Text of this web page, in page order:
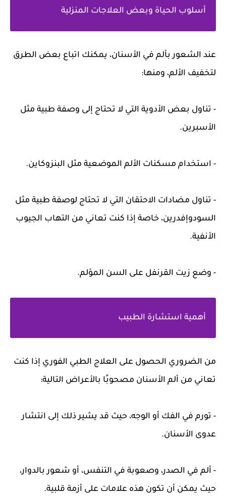
أسلوب الحياة وبعض العلاجات المنزلية
عند الشعور بألم في الأسنان، يمكنك اتباع بعض الطرق
لتخفيف الألم، ومنها:
- تناول بعض الأدوية التي لا تحتاج إلى وصفة طبية مثل
الأسبرين.
- استخدام مسكنات الألم الموضعية مثل البنزوكاين.
- تناول مضادات الاحتقان التي لا تحتاج لوصفة طبية مثل
السودوإفدرين، خاصة إذا كنت تعاني من التهاب الجيوب
الأنفية.
- وضع زيت القرنفل على السن المؤلم.
أهمية استشارة الطبيب
من الضروري الحصول على العلاج الطبي الفوري إذا كنت
تعاني من ألم الأسنان مصحوبًا بالأعراض التالية:
- تورم في الفك أو الوجه، حيث قد يشير ذلك إلى انتشار
عدوى الأسنان.
- ألم في الصدر، وصعوبة في التنفس، أو شعور بالدوار،
حيث يمكن أن تكون هذه علامات على أزمة قلبية.